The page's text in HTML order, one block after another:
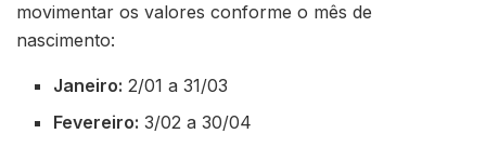
movimentar os valores conforme o mês de
nascimento:
Janeiro: 2/01 a 31/03
Fevereiro: 3/02 a 30/04